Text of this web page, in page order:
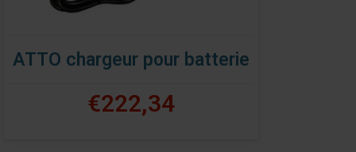
ATTO chargeur pour batterie
€222,34